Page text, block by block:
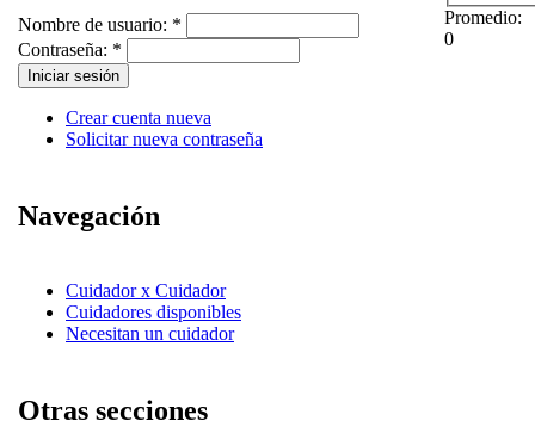
Nombre de usuario: *
Contraseña: *
Crear cuenta nueva
Solicitar nueva contraseña
Navegación
Cuidador x Cuidador
Cuidadores disponibles
Necesitan un cuidador
Otras secciones
Promedio:
0